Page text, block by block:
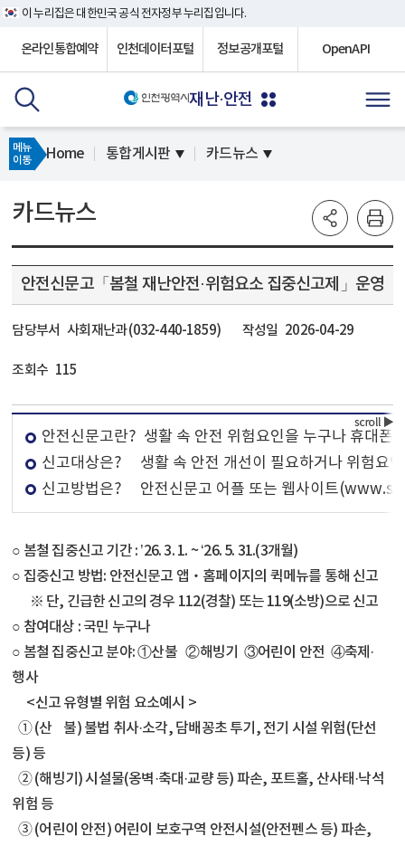
이 누리집은 대한민국 공식 전자정부 누리집입니다.
온라인통합예약 인천데이터포털 정보공개포털 OpenAPI
재난·안전
메뉴
이동
Home 통합게시판 카드뉴스
카드뉴스
안전신문고「봄철 재난안전·위험요소 집중신고제」운영
담당부서 사회재난과 (032-440-1859) 작성일 2026-04-29
조회수 115
안전신문고란? 생활 속 안전 위험요인을 누구나 휴대폰
신고대상은? 생활 속 안전 개선이 필요하거나 위험요
신고방법은? 안전신문고 어플 또는 웹사이트
○ 봄철 집중신고 기간 : ’26. 3. 1. ~ ‘26. 5. 31.(3개월)
○ 집중신고 방법: 안전신문고 앱‧홈페이지의 퀵메뉴를 통해 신고
※ 단, 긴급한 신고의 경우 112(경찰) 또는 119(소방)으로 신고
○ 참여대상 : 국민 누구나
○ 봄철 집중신고 분야:①산불 ②해빙기 ③어린이 안전 ④축제·
행사
<신고 유형별 위험 요소예시 >
➀ (산 불) 불법 취사·소각, 담배꽁초 투기, 전기 시설 위험(단선
등) 등
➁ (해빙기) 시설물(옹벽·축대·교량 등) 파손, 포트홀, 산사태·낙석
위험 등
➂ (어린이 안전) 어린이 보호구역 안전시설(안전펜스 등) 파손,